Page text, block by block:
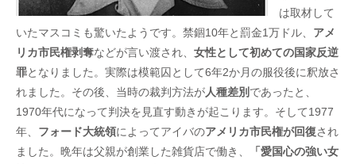
は取材して
いたマスコミも驚いたようです。禁錮10年と罰金1万ドル、 アメ
リカ市民権剥奪などが言い渡され、 女性として初めての国家反逆
罪となりました。実際は模範囚として6年2か月の服役後に釈放さ
れました。その後、当時の裁判方法が人種差別 であったと、
1970年代になって判決を見直す動きが起こります。そして1977
年、 フォード大統領によってアイバのアメリカ市民権が回復され
ました。晩年は父親が創業した雑貨店で働き、
「愛国心の強い女